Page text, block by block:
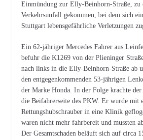
Einmündung zur Elly-Beinhorn-Straße, zu
Verkehrsunfall gekommen, bei dem sich
Stuttgart lebensgefährliche Verletzungen
Ein 62-jähriger Mercedes Fahrer aus
befuhr die K1269 von der Plieninger
nach links in die Elly-Beinhorn-Straße ab
den entgegenkommenden 53-jährigen
der Marke Honda. In der Folge krachte
die Beifahrerseite des PKW. Er wurde mit
Rettungshubschrauber in eine Klinik
waren nicht mehr fahrbereit und mussten
Der Gesamtschaden beläuft sich auf circa